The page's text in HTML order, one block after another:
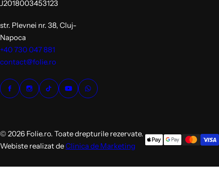
J2018003453123
str. Plevnei nr. 38, Cluj-
Napoca
+40 730 047 881
contact@folie.ro
© 2026 Folie.ro. Toate drepturile rezervate.
Webiste realizat deClinica de Marketing